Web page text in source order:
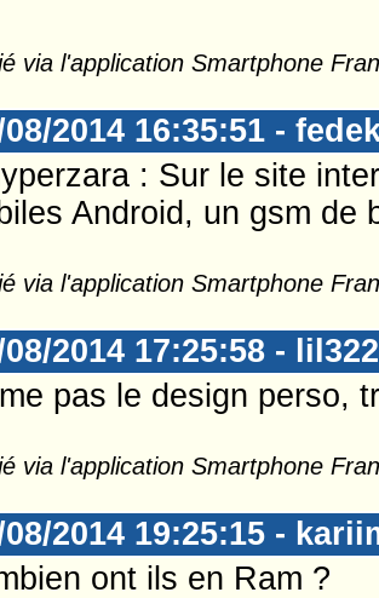
via l'application Smartphone
08/2014 16:35:51 -
: Sur le site
Android, un gsm de
via l'application Smartphone
08/2014 17:25:58 - lil322
pas le design perso,
via l'application Smartphone
08/2014 19:25:15 -
ont ils en Ram ?